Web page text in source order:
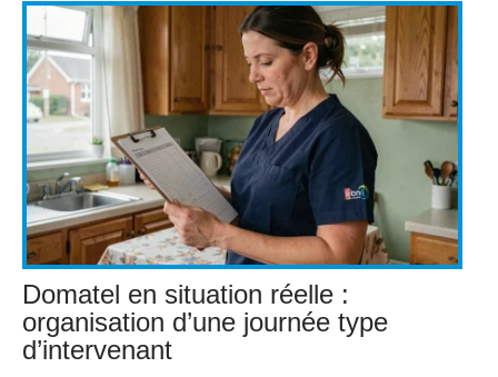
Domatel en situation réelle :
organisation d’une journée type
d’intervenant